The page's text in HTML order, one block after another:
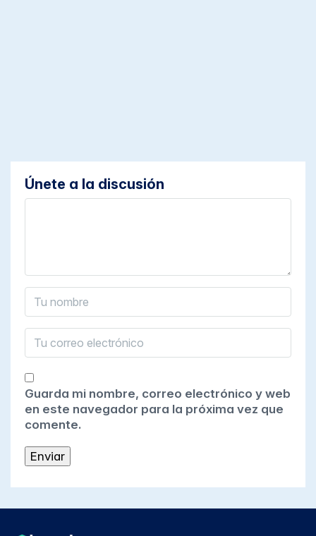
Únete a la discusión
Guarda mi nombre, correo electrónico y web
en este navegador para la próxima vez que
comente.